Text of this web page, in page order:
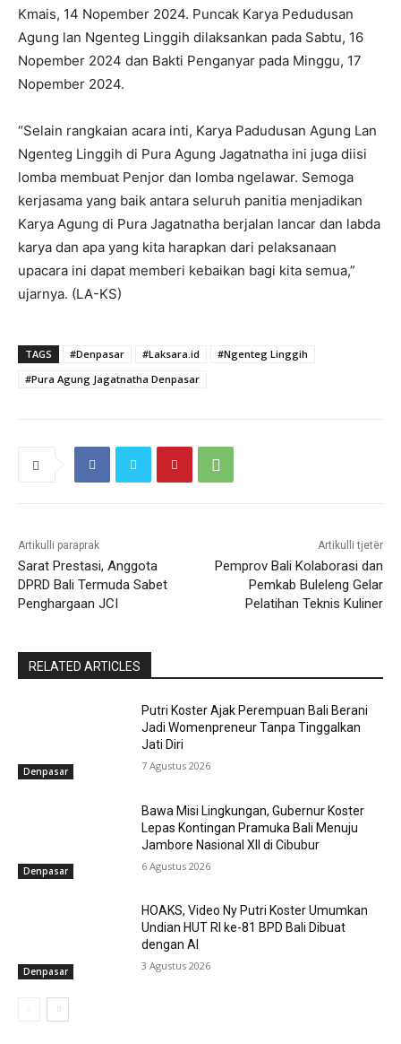
Kmais, 14 Nopember 2024. Puncak Karya Pedudusan
Agung lan Ngenteg Linggih dilaksankan pada Sabtu, 16
Nopember 2024 dan Bakti Penganyar pada Minggu, 17
Nopember 2024.
“Selain rangkaian acara inti, Karya Padudusan Agung Lan
Ngenteg Linggih di Pura Agung Jagatnatha ini juga diisi
lomba membuat Penjor dan lomba ngelawar. Semoga
kerjasama yang baik antara seluruh panitia menjadikan
Karya Agung di Pura Jagatnatha berjalan lancar dan labda
karya dan apa yang kita harapkan dari pelaksanaan
upacara ini dapat memberi kebaikan bagi kita semua,”
ujarnya. (LA-KS)
TAGS #Denpasar #Laksara.id
#Ngenteg Linggih
#Pura Agung Jagatnatha Denpasar
Artikulli paraprak
Sarat Prestasi, Anggota
DPRD Bali Termuda Sabet
Penghargaan JCI
Artikulli tjetër
Pemprov Bali Kolaborasi dan
Pemkab Buleleng Gelar
Pelatihan Teknis Kuliner
RELATED ARTICLES
Denpasar
Putri Koster Ajak Perempuan Bali Berani
Jadi Womenpreneur Tanpa Tinggalkan
Jati Diri
7 Agustus 2026
Denpasar
Bawa Misi Lingkungan, Gubernur Koster
Lepas Kontingan Pramuka Bali Menuju
Jambore Nasional XII di Cibubur
6 Agustus 2026
Denpasar
HOAKS, Video Ny Putri Koster Umumkan
Undian HUT RI ke-81 BPD Bali Dibuat
dengan AI
3 Agustus 2026